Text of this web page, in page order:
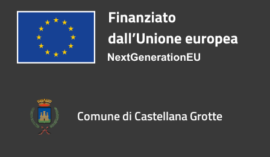
Comune di Castellana Grotte